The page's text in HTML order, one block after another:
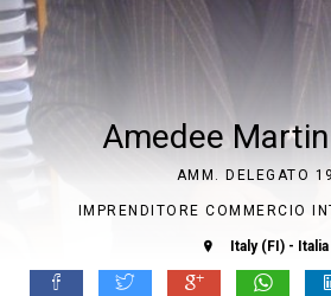
Amedee Martin
AMM. DELEGATO
IMPRENDITORE COMMERCIO
Italy (FI) - Italia